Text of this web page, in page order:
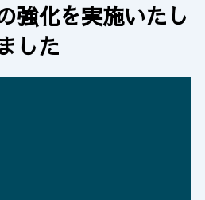
強化を実施いたし
した